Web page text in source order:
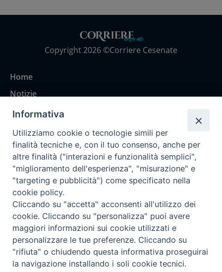
Copyright 2026 ©Corriere Cesenate
Home
Notizie
Rubriche
Chi siamo
Come abbonarsi
Contatti
Informativa
Utilizziamo cookie o tecnologie simili per
finalità tecniche e, con il tuo consenso, anche per
altre finalità ("interazioni e funzionalità semplici",
"miglioramento dell'esperienza", "misurazione" e
"targeting e pubblicità") come specificato nella
cookie policy.
Cliccando su "accetta" acconsenti all'utilizzo dei
cookie. Cliccando su "personalizza" puoi avere
maggiori informazioni sui cookie utilizzati e
personalizzare le tue preferenze. Cliccando su
"rifiuta" o chiudendo questa informativa proseguirai
la navigazione installando i soli cookie tecnici.